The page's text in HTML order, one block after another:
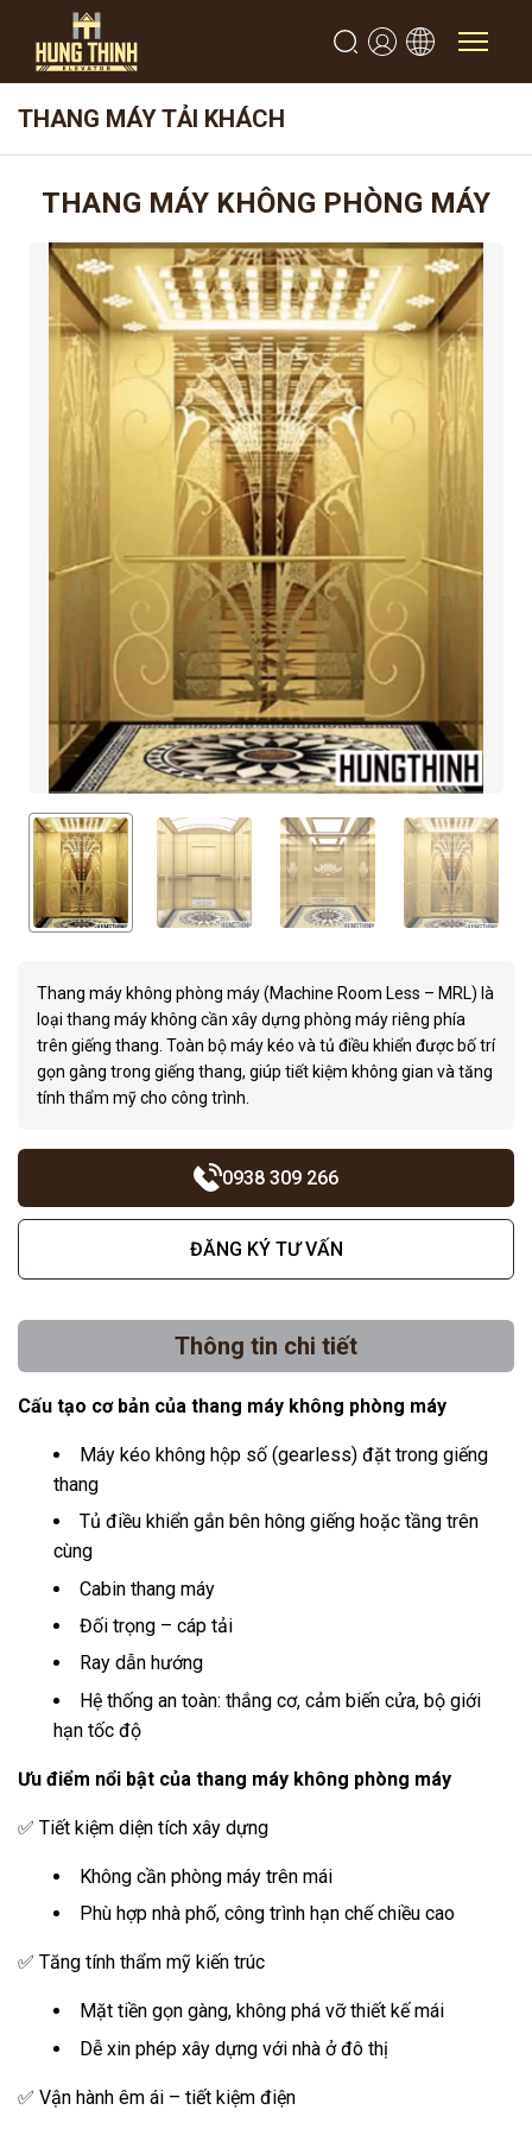
THANG MÁY TẢI KHÁCH
THANG MÁY KHÔNG PHÒNG MÁY
Thang máy không phòng máy (Machine Room Less – MRL) là
loại thang máy không cần xây dựng phòng máy riêng phía
trên giếng thang. Toàn bộ máy kéo và tủ điều khiển được bố trí
gọn gàng trong giếng thang, giúp tiết kiệm không gian và tăng
tính thẩm mỹ cho công trình.
0938 309 266
ĐĂNG KÝ TƯ VẤN
Thông tin chi tiết
Cấu tạo cơ bản của thang máy không phòng máy
Máy kéo không hộp số (gearless) đặt trong giếng
thang
Tủ điều khiển gắn bên hông giếng hoặc tầng trên
cùng
Cabin thang máy
Đối trọng – cáp tải
Ray dẫn hướng
Hệ thống an toàn: thắng cơ, cảm biến cửa, bộ giới
hạn tốc độ
Ưu điểm nổi bật của thang máy không phòng máy
✅ Tiết kiệm diện tích xây dựng
Không cần phòng máy trên mái
Phù hợp nhà phố, công trình hạn chế chiều cao
✅ Tăng tính thẩm mỹ kiến trúc
Mặt tiền gọn gàng, không phá vỡ thiết kế mái
Dễ xin phép xây dựng với nhà ở đô thị
✅ Vận hành êm ái – tiết kiệm điện